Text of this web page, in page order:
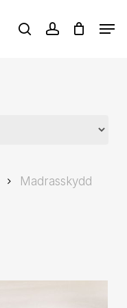
searchaccount
Madrasskydd